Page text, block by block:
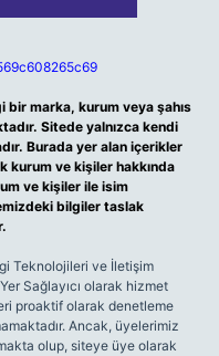
marka, kurum veya şahıs
Sitede yalnızca kendi
Burada yer alan içerikler
kurum ve kişiler hakkında
ve kişiler ile isim
bilgiler taslak
Teknolojileri ve İletişim
Sağlayıcı olarak hizmet
proaktif olarak denetleme
Ancak, üyelerimiz
olup, siteye üye olarak